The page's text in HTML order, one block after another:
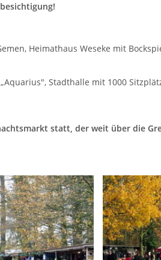
Heimathaus Weseke mit
Stadthalle mit 1000
statt, der weit über die